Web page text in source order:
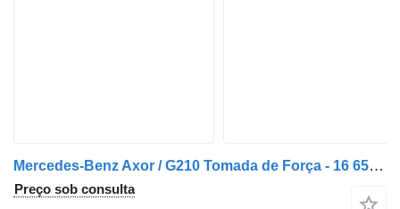
Mercedes-Benz Axor / G210 Tomada de Força - 16 65040617 para camião Mercedes-Benz
Preço sob consulta